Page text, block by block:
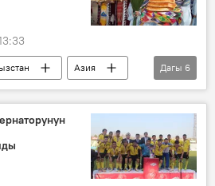
Азия
Жаңылыктар
Сапар Исаков
Дагы 6